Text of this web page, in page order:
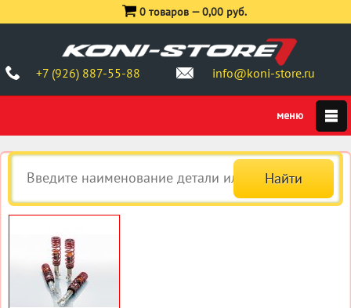
+7 (926) 887-55-88 info@koni-store.ru
0 товаров —0,00 руб.